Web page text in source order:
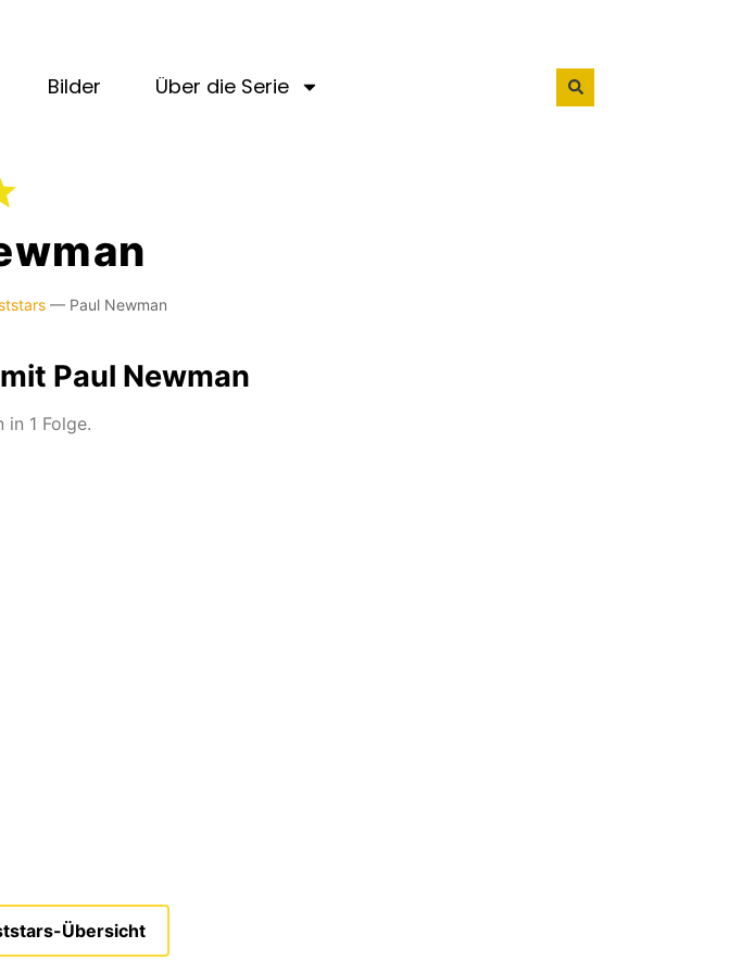
Bilder Über die Serie
— Paul Newman
Paul Newman
in 1 Folge.
Übersicht